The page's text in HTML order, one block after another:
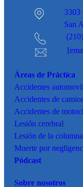
3303
San
Áreas de Práctica
Accidentes
Accidentes de
Accidentes de
Lesión cerebral
Lesión de la
Muerte por
Pódcast
Sobre nosotros